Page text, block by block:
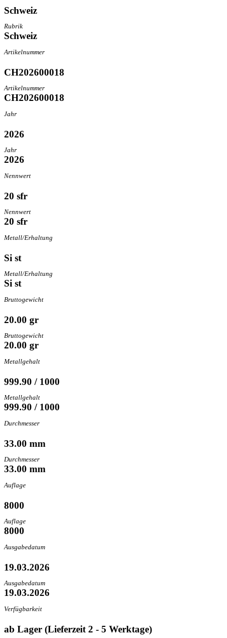
Schweiz
Rubrik
Schweiz
Artikelnummer
CH202600018
Artikelnummer
CH202600018
Jahr
2026
Jahr
2026
Nennwert
20 sfr
Nennwert
20 sfr
Metall/Erhaltung
Si st
Metall/Erhaltung
Si st
Bruttogewicht
20.00 gr
Bruttogewicht
20.00 gr
Metallgehalt
999.90 / 1000
Metallgehalt
999.90 / 1000
Durchmesser
33.00 mm
Durchmesser
33.00 mm
Auflage
8000
Auflage
8000
Ausgabedatum
19.03.2026
Ausgabedatum
19.03.2026
Verfügbarkeit
ab Lager (Lieferzeit 2 - 5 Werktage)